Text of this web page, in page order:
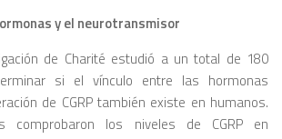
y el neurotransmisor
de Charité estudió a un total de 180
si el vínculo entre las hormonas
de CGRP también existe en humanos.
comprobaron los niveles de CGRP en